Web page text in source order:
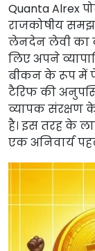
Quanta Alrex
राजकोषीय
लेनदेन लेवी का
लिए अपने
बीकन के रूप में
टैरिफ की
व्यापक संरक्षण
है। इस तरह के
एक अनिवार्य